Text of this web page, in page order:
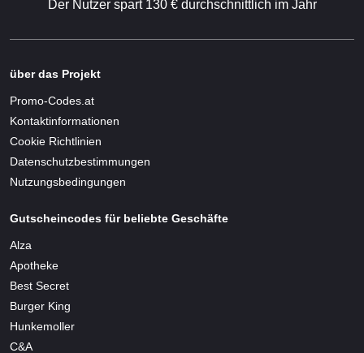
Der Nutzer spart 130 € durchschnittlich im Jahr
über das Projekt
Promo-Codes.at
Kontaktinformationen
Cookie Richtlinien
Datenschutzbestimmungen
Nutzungsbedingungen
Gutscheincodes für beliebte Geschäfte
Alza
Apotheke
Best Secret
Burger King
Hunkemoller
C&A